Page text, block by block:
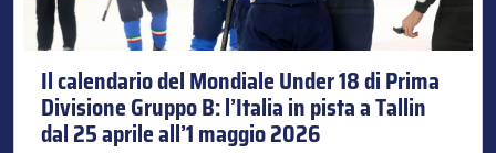
Il calendario del Mondiale Under 18 di Prima
Divisione Gruppo B: l’Italia in pista a Tallin
dal 25 aprile all’1 maggio 2026